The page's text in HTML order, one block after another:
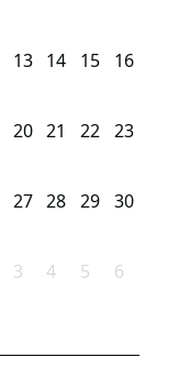
13 14 15 16
20 21 22 23
27 28 29 30
3 4 5 6